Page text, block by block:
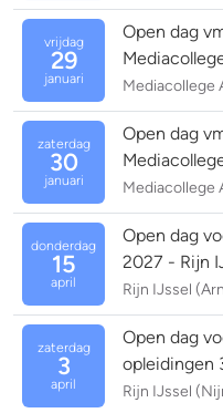
vrijdag
29
januari
Open dag
Mediacollege
zaterdag
30
januari
Open dag
Mediacollege
donderdag
15
april
Open dag
2027 - Rijn
Rijn IJssel
zaterdag
3
april
Open dag
opleidingen
Rijn IJssel